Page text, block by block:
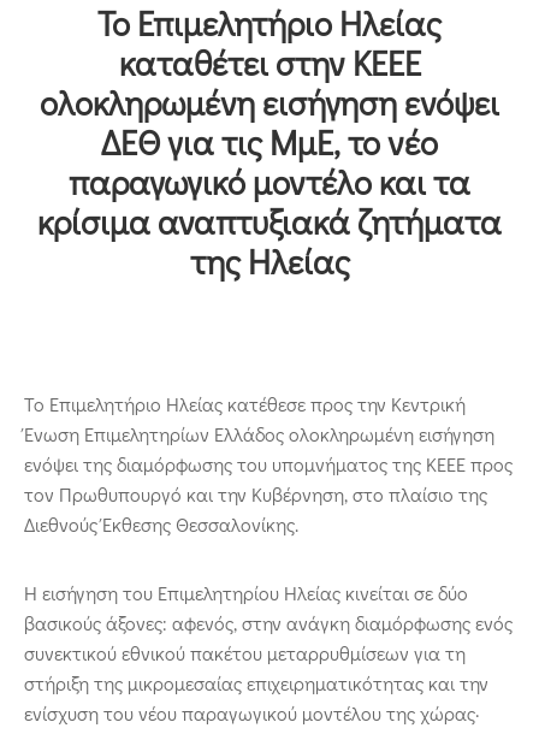
Το Επιμελητήριο Ηλείας
καταθέτει στην ΚΕΕΕ
ολοκληρωμένη εισήγηση ενόψει
ΔΕΘ για τις ΜμΕ, το νέο
παραγωγικό μοντέλο και τα
κρίσιμα αναπτυξιακά ζητήματα
της Ηλείας
Το Επιμελητήριο Ηλείας κατέθεσε προς την Κεντρική
Ένωση Επιμελητηρίων Ελλάδος ολοκληρωμένη εισήγηση
ενόψει της διαμόρφωσης του υπομνήματος της ΚΕΕΕ προς
τον Πρωθυπουργό και την Κυβέρνηση, στο πλαίσιο της
Διεθνούς Έκθεσης Θεσσαλονίκης.
Η εισήγηση του Επιμελητηρίου Ηλείας κινείται σε δύο
βασικούς άξονες: αφενός, στην ανάγκη διαμόρφωσης ενός
συνεκτικού εθνικού πακέτου μεταρρυθμίσεων για τη
στήριξη της μικρομεσαίας επιχειρηματικότητας και την
ενίσχυση του νέου παραγωγικού μοντέλου της χώρας·